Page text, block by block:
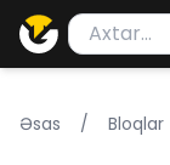
Məhsul
Axtarış
Əsas / Bloqlar